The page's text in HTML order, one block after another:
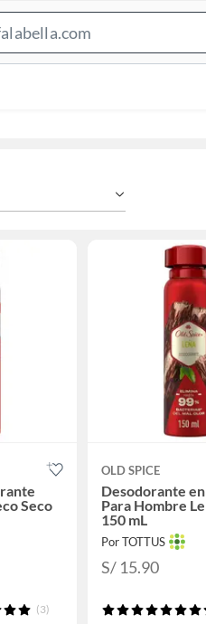
Bar
Seco
(3)
OLD SPICE
Desodorante
Para Hombre
150 mL
Por TOTTUS
S/ 15.90